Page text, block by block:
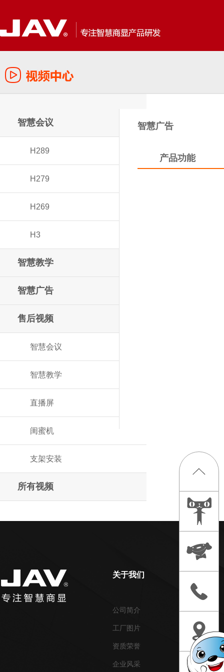
智慧会议
H289
H279
H269
H3
智慧教学
智慧广告
售后视频
智慧会议
智慧教学
直播屏
闺蜜机
支架安装
所有视频
智慧广告
产品功能
关于我们
公司简介
工厂图片
资质荣誉
企业风采
智慧会议
智慧教学
智慧乐家
智慧直播